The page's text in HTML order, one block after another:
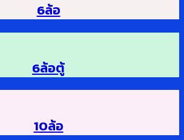
6ล้อ
6ล้อตู้
10ล้อ